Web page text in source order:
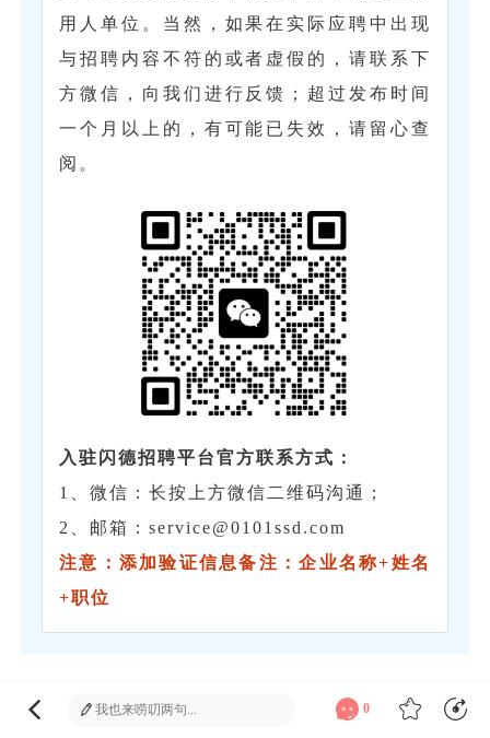
用人单位。当然，如果在实际应聘中出现
与招聘内容不符的或者虚假的，请联系下
方微信，向我们进行反馈；超过发布时间
一个月以上的，有可能已失效，请留心查
阅。
入驻闪德招聘平台官方联系方式：
1、微信：长按上方微信二维码沟通；
2、邮箱：service@0101ssd.com
注意：添加验证信息备注：企业名称+姓名
+职位
1.本文整理自网络，如有侵权，请联系删除。
0
发送